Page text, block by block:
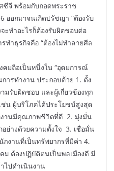
ซีจี พร้อมกับถอดพระราช
ออกมาจนเกิดปรัชญา “ต้องรับ
ะทำอะไรก็ต้องรับผิดชอบต่อ
ทำธุรกิจคือ “ต้องไม่ทำลายศีล
คมถือเป็นหนึ่งใน “อุดมการณ์
ารทำงาน ประกอบด้วย 1. ตั้ง
มรับผิดชอบ และผู้เกี่ยวข้องทุก
ช่น ผู้บริโภคได้ประโยชน์สูงสุด
านมีคุณภาพชีวิตที่ดี 2. มุ่งมั่น
ย่างด้วยความตั้งใจ 3. เชื่อมั่น
งานที่เป็นทรัพยากรที่มีค่า 4.
ต้องปฏิบัติตนเป็นพลเมืองดี มี
ไปดำเนินงาน